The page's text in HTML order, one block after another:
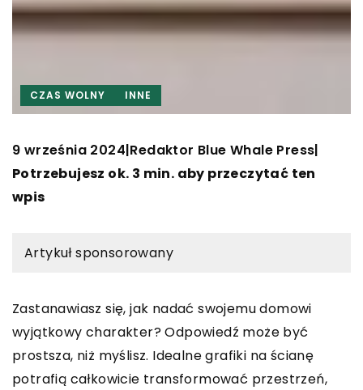
CZAS WOLNY INNE
9 września 2024|Redaktor Blue Whale Press|
Potrzebujesz ok. 3 min. aby przeczytać ten
wpis
Artykuł sponsorowany
Zastanawiasz się, jak nadać swojemu domowi
wyjątkowy charakter? Odpowiedź może być
prostsza, niż myślisz. Idealne grafiki na ścianę
potrafią całkowicie transformować przestrzeń,